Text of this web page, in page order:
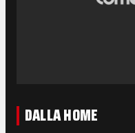
DALLA HOME